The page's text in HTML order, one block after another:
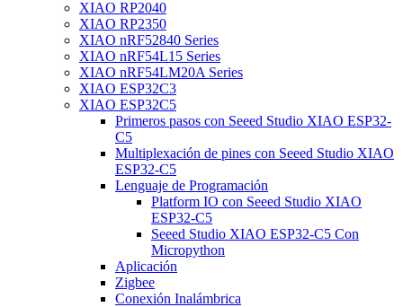
XIAO RP2040
XIAO RP2350
XIAO nRF52840 Series
XIAO nRF54L15 Series
XIAO nRF54LM20A Series
XIAO ESP32C3
XIAO ESP32C5
Primeros pasos con Seeed Studio XIAO ESP32-
C5
Multiplexación de pines con Seeed Studio XIAO
ESP32-C5
Lenguaje de Programación
Platform IO con Seeed Studio XIAO
ESP32-C5
Seeed Studio XIAO ESP32-C5 Con
Micropython
Aplicación
Zigbee
Conexión Inalámbrica